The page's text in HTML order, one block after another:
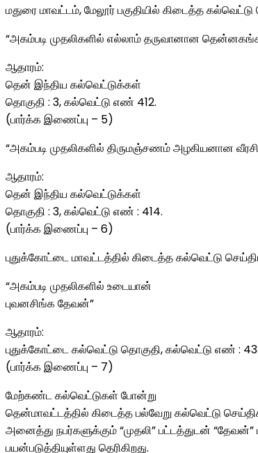
மதுரை மாவட்டம், மேலூர் பகுதியில் கிடைத்த கல்வெட்டு
“அகம்படி முதலிகளில் எல்லாம் தருவானான
ஆதாரம்:
தென் இந்திய கல்வெட்டுக்கள்
தொகுதி : 3, கல்வெட்டு எண் 412.
(பார்க்க இணைப்பு – 5)
“அகம்படி முதலிகளில் திருமஞ்சணம் அழகியனான
ஆதாரம்:
தென் இந்திய கல்வெட்டுக்கள்
தொகுதி : 3, கல்வெட்டு எண் : 414.
(பார்க்க இணைப்பு – 6)
புதுக்கோட்டை மாவட்டத்தில் கிடைத்த கல்வெட்டு
“அகம்படி முதலிகளில் உடையான்
புவனசிங்க தேவன்”
ஆதாரம்:
புதுக்கோட்டை கல்வெட்டு தொகுதி, கல்வெட்டு எண் :
(பார்க்க இணைப்பு – 7)
மேற்கண்ட கல்வெட்டுகள் போன்று
தென்மாவட்டத்தில் கிடைத்த பல்வேறு கல்வெட்டு
அனைத்து நபர்களுக்கும் “முதலி” பட்டத்துடன்
பயன்படுத்தியுள்ளது தெரிகிறது.